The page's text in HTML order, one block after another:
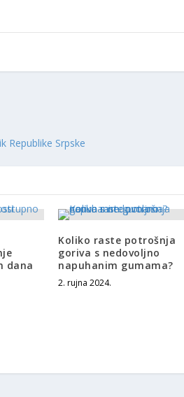
Republike Srpske
dana
Koliko raste potrošnja
goriva s nedovoljno
napuhanim gumama?
2. rujna 2024.